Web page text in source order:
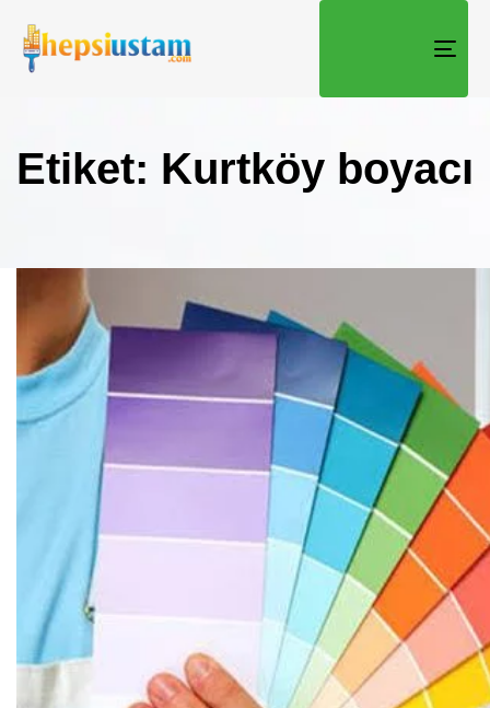
Etiket: Kurtköy boyacı